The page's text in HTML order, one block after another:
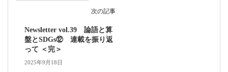
次の記事
Newsletter vol.39 論語と算
盤とSDGs⑫ 連載を振り返
って ＜完＞
2025年9月18日